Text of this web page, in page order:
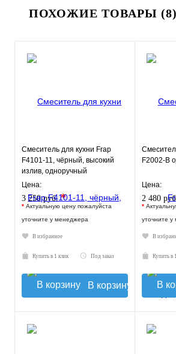
ПОХОЖИЕ ТОВАРЫ (8)
Смеситель для кухни Frap
F4101-11, чёрный, высокий
излив, одноручный
Цена:
3 250 руб.*
* Актуальную цену пожалуйста
уточните у менеджера
В избранное
Купить в 1 клик Под заказ
В корзину
F2002-B
Цена:
2 480
*
уточните
В
Купить в